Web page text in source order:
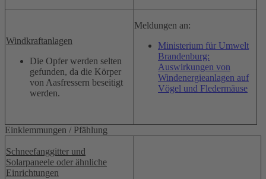
Windkraftanlagen
Die Opfer werden selten
gefunden, da die Körper
von Aasfressern beseitigt
werden.
Meldungen an:
Ministerium für Umwelt
Brandenburg:
Auswirkungen von
Windenergieanlagen auf
Vögel und Fledermäuse
Einklemmungen / Pfählung
Schneefanggitter und
Solarpaneele oder ähnliche
Einrichtungen